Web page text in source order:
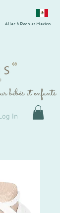
®
bébés et enfants
Aller à Pachus Mexico
In